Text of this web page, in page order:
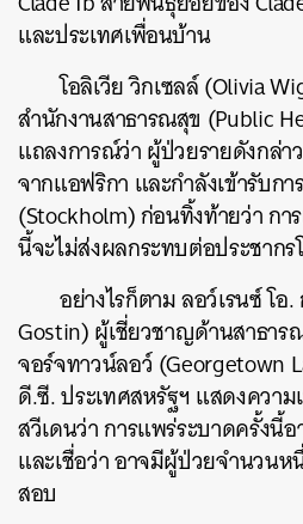
และประเทศเพื่อนบ้าน
โอลิเวีย วิกเซลล์ (Olivia
สำนักงานสาธารณสุข (Public
แถลงการณ์ว่า ผู้ป่วยรายดังกล่า
จากแอฟริกา และกำลังเข้ารับก
(Stockholm) ก่อนทิ้งท้ายว่า กา
นี้จะไม่ส่งผลกระทบต่อประชากร
อย่างไรก็ตาม ลอว์เรนซ์​ โ
Gostin) ผู้เชี่ยวชาญด้านสาธา
จอร์จทาวน์ลอว์ (Georgetown
ดี.ซี. ประเทศสหรัฐฯ แสดงความ
สวีเดนว่า การแพร่ระบาดครั้งนี้
และเชื่อว่า อาจมีผู้ป่วยจำนวนห
สอบ